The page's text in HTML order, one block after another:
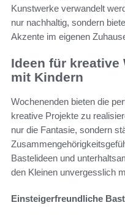
Kunstwerke verwandelt
nur nachhaltig, sondern
Akzente im eigenen
Ideen für kreative
mit Kindern
Wochenenden bieten die
kreative Projekte zu
nur die Fantasie, sondern
Bastelideen und
den Kleinen unvergesslich
Einsteigerfreundliche